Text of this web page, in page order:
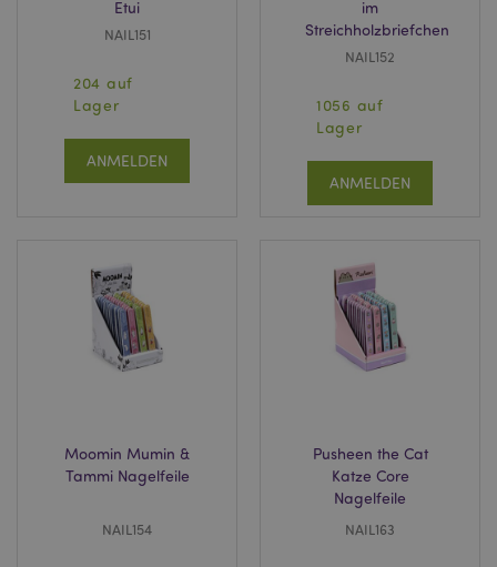
Etui
NAIL151
204 auf
Lager
ANMELDEN
im
Streichholzbriefchen
NAIL152
1056 auf
Lager
ANMELDEN
Moomin Mumin &
Tammi Nagelfeile
NAIL154
Pusheen the Cat
Katze Core
Nagelfeile
NAIL163